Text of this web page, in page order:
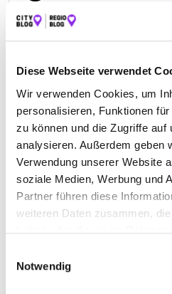
Diese Webseite verwendet
Wir verwenden Cookies, um
personalisieren, Funktionen
zu können und die Zugriffe auf
analysieren. Außerdem geben
Verwendung unserer Website
soziale Medien, Werbung und
Partner führen diese
weiteren Daten zusammen,
Notwendig
+4993911262